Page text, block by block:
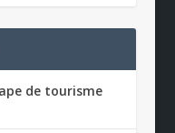
de tourisme